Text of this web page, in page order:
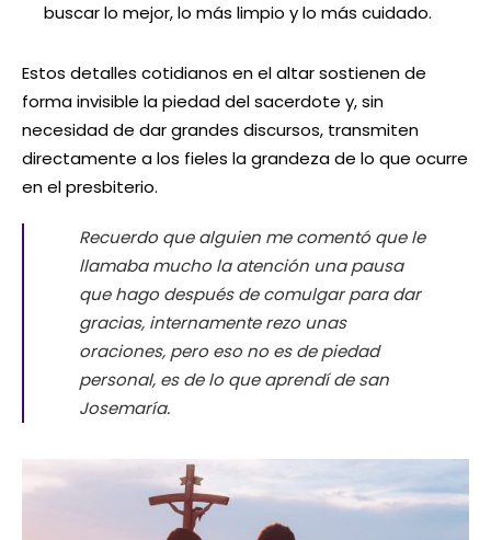
buscar lo mejor, lo más limpio y lo más cuidado.
Estos detalles cotidianos en el altar sostienen de
forma invisible la piedad del sacerdote y, sin
necesidad de dar grandes discursos, transmiten
directamente a los fieles la grandeza de lo que ocurre
en el presbiterio.
Recuerdo que alguien me comentó que le
llamaba mucho la atención una pausa
que hago después de comulgar para dar
gracias, internamente rezo unas
oraciones, pero eso no es de piedad
personal, es de lo que aprendí de san
Josemaría.